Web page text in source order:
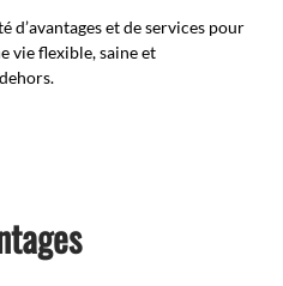
d’avantages et de services pour
vie flexible, saine et